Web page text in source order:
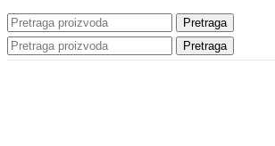
Pretraga
Pretraga